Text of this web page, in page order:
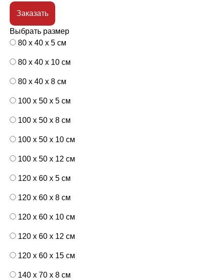
Выбрать размер
80 x 40 x 5 см
80 x 40 x 10 см
80 x 40 x 8 см
100 x 50 x 5 см
100 х 50 х 8 см
100 x 50 x 10 см
100 x 50 x 12 см
120 x 60 x 5 см
120 x 60 x 8 см
120 x 60 x 10 см
120 x 60 x 12 см
120 x 60 x 15 см
140 x 70 x 8 см